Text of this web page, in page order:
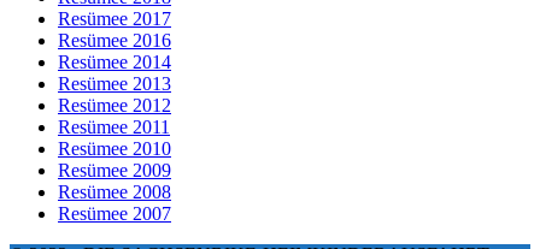
Resümee 2017
Resümee 2016
Resümee 2014
Resümee 2013
Resümee 2012
Resümee 2011
Resümee 2010
Resümee 2009
Resümee 2008
Resümee 2007